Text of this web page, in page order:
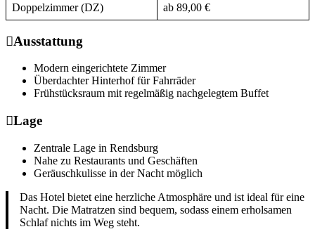
Doppelzimmer (DZ) ab 89,00 €
Ausstattung
Modern eingerichtete Zimmer
Überdachter Hinterhof für Fahrräder
Frühstücksraum mit regelmäßig nachgelegtem Buffet
Lage
Zentrale Lage in Rendsburg
Nahe zu Restaurants und Geschäften
Geräuschkulisse in der Nacht möglich
Das Hotel bietet eine herzliche Atmosphäre und ist ideal für eine
Nacht. Die Matratzen sind bequem, sodass einem erholsamen
Schlaf nichts im Weg steht.